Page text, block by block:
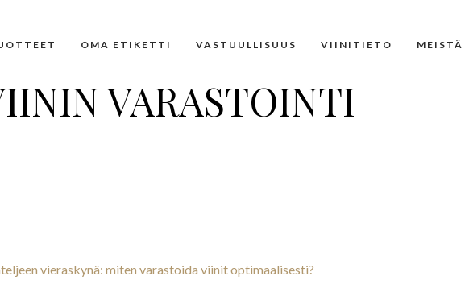
OMA ETIKETTI VASTUULLISUUS VIINITIETO MEISTÄ
VARASTOINTI